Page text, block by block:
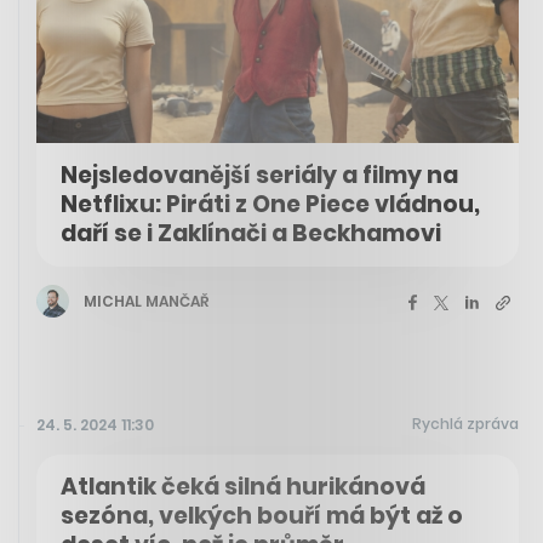
Nejsledovanější seriály a filmy na
Netflixu: Piráti z One Piece vládnou,
daří se i Zaklínači a Beckhamovi
MICHAL MANČAŘ
24. 5. 2024 11:30 Rychlá zpráva
Atlantik čeká silná hurikánová
sezóna, velkých bouří má být až o